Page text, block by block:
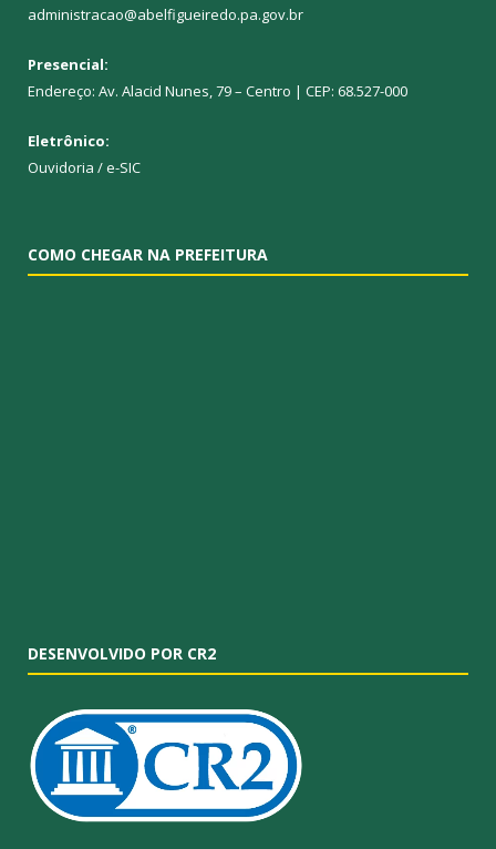
administracao@abelfigueiredo.pa.gov.br
Presencial:
Endereço: Av. Alacid Nunes, 79 – Centro | CEP: 68.527-000
Eletrônico:
Ouvidoria /e-SIC
COMO CHEGAR NA PREFEITURA
DESENVOLVIDO POR CR2